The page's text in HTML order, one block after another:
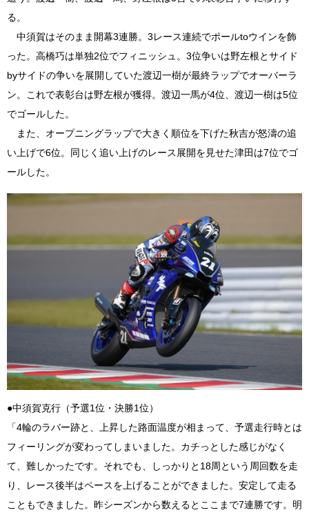
る。
中須賀はそのまま開幕3連勝。3レース連続でポールtoウインを飾
った。高橋巧は単独2位でフィニッシュ。3位争いは野左根とサイド
byサイドの争いを展開していた渡辺一樹が最終ラップでオーバーラ
ン。これで表彰台は野左根が獲得。渡辺一馬が4位、渡辺一樹は5位
でゴールした。
また、オープニングラップで大きく順位を下げた秋吉が怒濤の追
い上げで6位。同じく追い上げのレース展開を見せた津田は7位でゴ
ールした。
●中須賀克行（予選1位・決勝1位）
「4輪のラバー跡と、上昇した路面温度が相まって、予選走行時とは
フィーリングが変わってしまいました。カチっとした感じがなく
て、難しかったです。それでも、しっかりと18周という周回数を走
り、レース後半はペースを上げることができました。安定して走る
こともできました。昨シーズンから数えるとここまで7連勝です。明